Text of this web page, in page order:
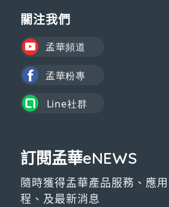
關注我們
訂閱孟華eNEWS
隨時獲得孟華產品服務、應
程、及最新消息